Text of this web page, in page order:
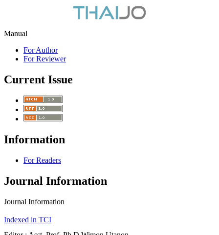
Manual
For Author
For Reviewer
Current Issue
Information
For Readers
Journal Information
Journal Information
Indexed in TCI